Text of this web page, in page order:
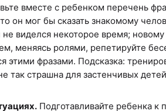
вместе с ребенком перечень
он мог бы сказать знакомому
виделся некоторое время; новому
меняясь ролями, репетируйте
этими фразами. Подсказка:
страшна для застенчивых
Подготавливайте ребенка к